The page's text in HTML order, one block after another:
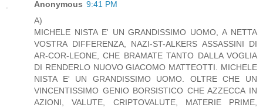
Anonymous 9:41 PM
A)
MICHELE NISTA E' UN GRANDISSIMO UOMO, A NETTA
VOSTRA DIFFERENZA, NAZI-ST-ALKERS ASSASSINI DI
AR-COR-LEONE, CHE BRAMATE TANTO DALLA VOGLIA
DI RENDERLO NUOVO GIACOMO MATTEOTTI. MICHELE
NISTA E' UN GRANDISSIMO UOMO. OLTRE CHE UN
VINCENTISSIMO GENIO BORSISTICO CHE AZZECCA IN
AZIONI, VALUTE, CRIPTOVALUTE, MATERIE PRIME,